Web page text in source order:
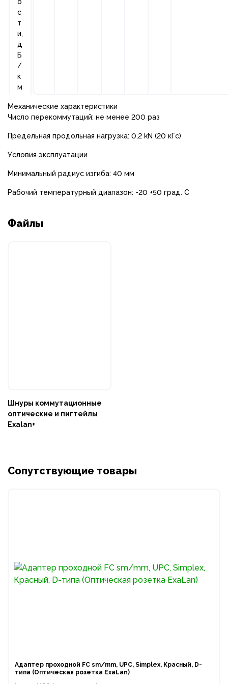
с
т
и,
д
Б
/
к
м
Механические характеристики
Число перекоммутаций: не менее 200 раз
Предельная продольная нагрузка: 0,2 kN (20 кГс)
Условия эксплуатации
Минимальный радиус изгиба: 40 мм
Рабочий температурный диапазон: -20 +50 град. С
Файлы
Шнуры коммутационные
оптические и пигтейлы
Exalan+
Сопутствующие товары
Адаптер проходной FC sm/mm, UPC, Simplex, Красный, D-
типа (Оптическая розетка ExaLan)